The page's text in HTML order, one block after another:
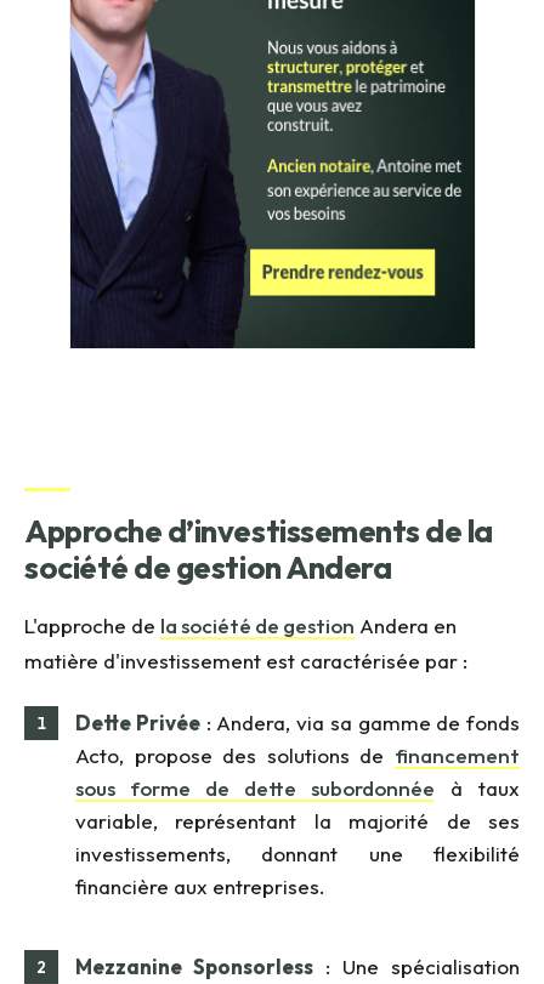
Approche d’investissements de la
société de gestion Andera
L'approche de la société de gestion Andera en
matière d'investissement est caractérisée par :
Dette Privée: Andera, via sa gamme de fonds
Acto, propose des solutions de financement
sous forme de dette subordonnée à taux
variable, représentant la majorité de ses
investissements, donnant une flexibilité
financière aux entreprises.
Mezzanine Sponsorless : Une spécialisation